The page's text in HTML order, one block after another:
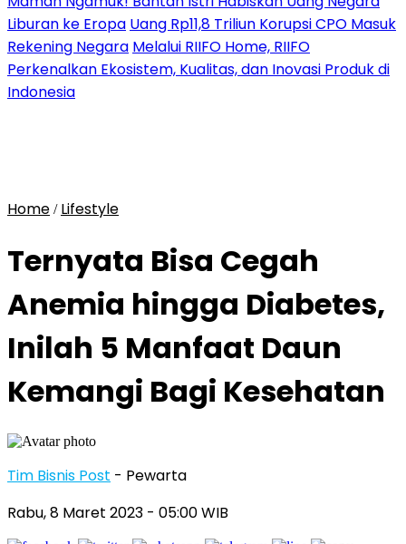
Liburan ke Eropa Uang Rp11,8 Triliun Korupsi CPO Masuk
Rekening Negara Melalui RIIFO Home, RIIFO
Perkenalkan Ekosistem, Kualitas, dan Inovasi Produk di
Indonesia
Home / Lifestyle
Ternyata Bisa Cegah
Anemia hingga Diabetes,
Inilah 5 Manfaat Daun
Kemangi Bagi Kesehatan
Tim Bisnis Post - Pewarta
Rabu, 8 Maret 2023 - 05:00 WIB